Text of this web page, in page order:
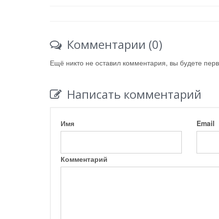
Комментарии (0)
Ещё никто не оставил комментария, вы будете
Написать комментарий
Имя Email
Комментарий